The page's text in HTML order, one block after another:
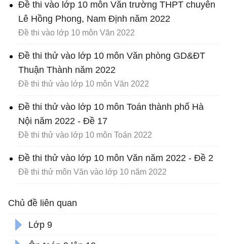
Đề thi vào lớp 10 môn Văn trường THPT chuyên
Lê Hồng Phong, Nam Định năm 2022
Đề thi vào lớp 10 môn Văn 2022
Đề thi thử vào lớp 10 môn Văn phòng GD&ĐT
Thuận Thành năm 2022
Đề thi thử vào lớp 10 môn Văn 2022
Đề thi thử vào lớp 10 môn Toán thành phố Hà
Nội năm 2022 - Đề 17
Đề thi thử vào lớp 10 môn Toán 2022
Đề thi thử vào lớp 10 môn Văn năm 2022 - Đề 2
Đề thi thử môn Văn vào lớp 10 năm 2022
Chủ đề liên quan
Lớp 9